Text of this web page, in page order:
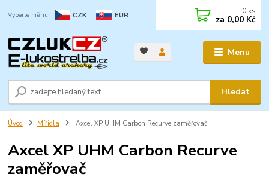
Menu
CZK EUR
Hledat
0 ks
za 0,00 Kč
Úvod Mířidla Axcel XP UHM Carbon Recurve zaměřovač
Axcel XP UHM Carbon Recurve
zaměřovač